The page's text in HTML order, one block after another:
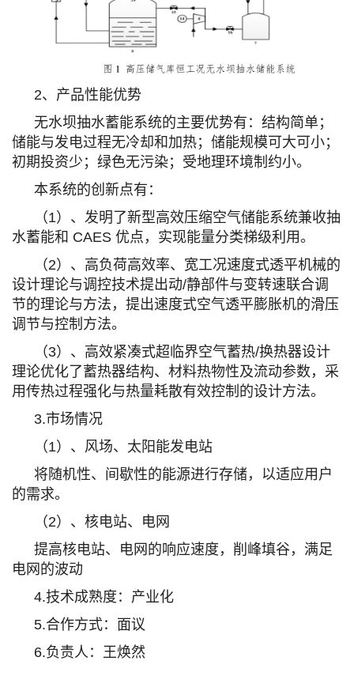
2、产品性能优势
无水坝抽水蓄能系统的主要优势有：结构简单；
储能与发电过程无冷却和 加热；储能规模可大可小；
初期投资少；绿色无污染；受地理环境制约小。
本系统的创新点有：
（1）、发明了新型高效压缩空气储能系统兼收抽
水蓄能和 CAES 优点，实现能量分类梯级利用。
（2）、高负荷高效率、宽工况速度式透平机械的
设计理论与调控技术提出动/静部件与变转速联合调
节的理论与方法，提出速度式空气透平膨胀机的滑压
调节与控制方法。
（3）、高效紧凑式超临界空气蓄热/换热器设计
理论优化了蓄热器结构、材料热物性及流动参数，采
用传热过程强化与热量耗散有效控制的设计方法。
3.市场情况
（1）、风场、太阳能发电站
将随机性、间歇性的能源进行存储，以适应用户
的需求。
（2）、核电站、电网
提高核电站、电网的响应速度，削峰填谷，满足
电网的波动
4.技术成熟度：产业化
5.合作方式：面议
6.负责人：王焕然